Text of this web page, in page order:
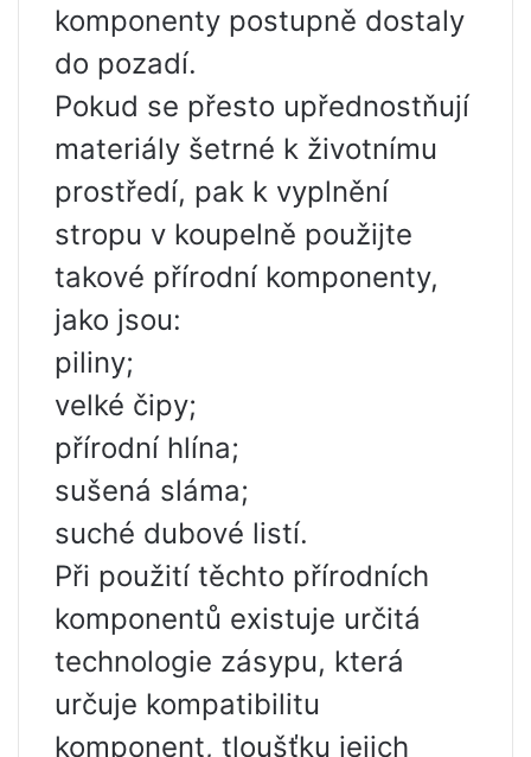
komponenty postupně dostaly
do pozadí.
Pokud se přesto upřednostňují
materiály šetrné k životnímu
prostředí, pak k vyplnění
stropu v koupelně použijte
takové přírodní komponenty,
jako jsou:
piliny;
velké čipy;
přírodní hlína;
sušená sláma;
suché dubové listí.
Při použití těchto přírodních
komponentů existuje určitá
technologie zásypu, která
určuje kompatibilitu
komponent, tloušťku jejich